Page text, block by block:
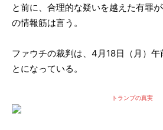
と前に、合理的な疑いを越えた有罪
の情報筋は言う。
ファウチの裁判は、4月18日（月）午
とになっている。
トランプの真実